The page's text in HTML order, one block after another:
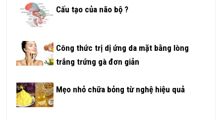
Cấu tạo của não bộ ?
Công thức trị dị ứng da mặt bằng lòng
trắng trứng gà đơn giản
Mẹo nhỏ chữa bỏng từ nghệ hiệu quả